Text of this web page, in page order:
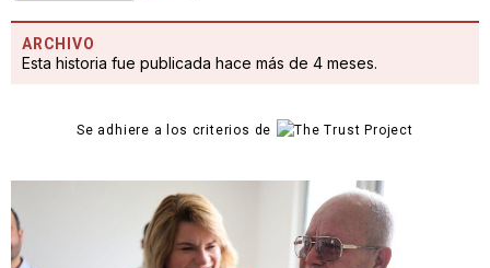
ARCHIVO
Esta historia fue publicada hace más de 4 meses.
Se adhiere a los criterios de